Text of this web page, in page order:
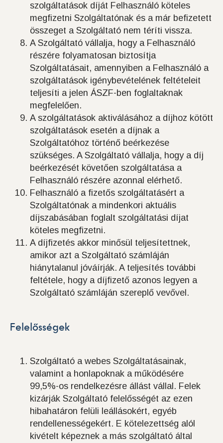
szolgáltatások díját Felhasználó köteles
megfizetni Szolgáltatónak és a már befizetett
összeget a Szolgáltató nem téríti vissza.
A Szolgáltató vállalja, hogy a Felhasználó
részére folyamatosan biztosítja
Szolgáltatásait, amennyiben a Felhasználó a
szolgáltatások igénybevételének feltételeit
teljesíti a jelen ÁSZF-ben foglaltaknak
megfelelően.
A szolgáltatások aktiválásához a díjhoz kötött
szolgáltatások esetén a díjnak a
Szolgáltatóhoz történő beérkezése
szükséges. A Szolgáltató vállalja, hogy a díj
beérkezését követően szolgáltatása a
Felhasználó részére azonnal elérhető.
Felhasználó a fizetős szolgáltatásért a
Szolgáltatónak a mindenkori aktuális
díjszabásában foglalt szolgáltatási díjat
köteles megfizetni.
A díjfizetés akkor minősül teljesítettnek,
amikor azt a Szolgáltató számláján
hiánytalanul jóváírják. A teljesítés további
feltétele, hogy a díjfizető azonos legyen a
Szolgáltató számláján szereplő vevővel.
Felelősségek
Szolgáltató a webes Szolgáltatásainak,
valamint a honlapoknak a működésére
99,5%-os rendelkezésre állást vállal. Felek
kizárják Szolgáltató felelősségét az ezen
hibahatáron felüli leállásokért, egyéb
rendellenességekért. E kötelezettség alól
kivételt képeznek a más szolgáltató által